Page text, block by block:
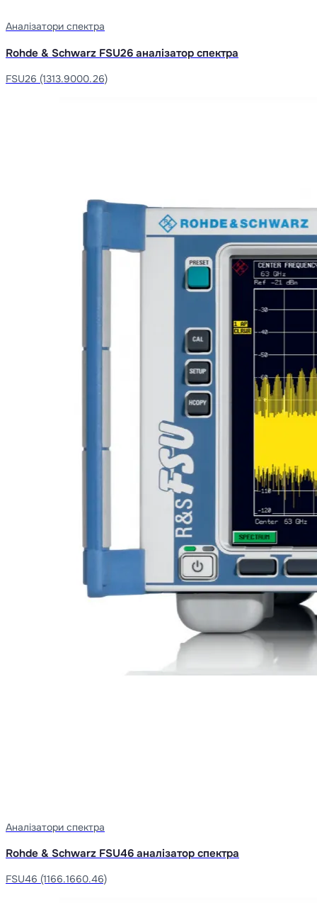
Аналізатори спектра
Rohde & Schwarz FSU26 аналізатор спектра
FSU26 (1313.9000.26)
Аналізатори спектра
Rohde & Schwarz FSU46 аналізатор спектра
FSU46 (1166.1660.46)